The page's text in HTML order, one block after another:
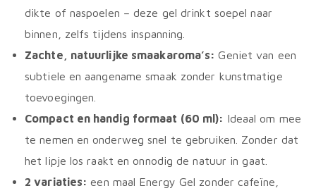
dikte of naspoelen – deze gel drinkt soepel naar
binnen, zelfs tijdens inspanning.
Zachte, natuurlijke smaakaroma’s:Geniet van een
subtiele en aangename smaak zonder kunstmatige
toevoegingen.
Compact en handig formaat (60 ml): Ideaal om mee
te nemen en onderweg snel te gebruiken. Zonder dat
het lipje los raakt en onnodig de natuur in gaat.
2 variaties: een maal Energy Gel zonder cafeïne,